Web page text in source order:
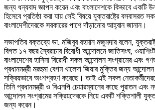
জন্য ধন্যবাদ জ্ঞাপন করেন এবং বাংলাদেশকে কিভাবে একটি
হিসেবে প্রতিষ্ঠা করা যায় সেই বিষয়ে যুক্তরাষ্ট্রে বসবাসরত
বাংলাদেশীদেরকে সরকারের পাশে দাঁড়ানোর আহ্বান জানান।
সভাপতির বক্তব্যে ডা. মজিবুর রহমান মজুমদার বলেন,
বিগত ১৭ বছর স্বৈরাচার বিরোধী আন্দোলনে জাতিসংঘ,
বাংলাদেশের হাসিনা বিরোধী সকল আন্দোলন সংগ্রামের এবং
প্রধানমন্ত্রী মরহুমা বেগম খালেদা জিয়ার মুক্তির জন্য আন্দোলন
সক্রিয়ভাবে অংশগ্রহণ করেছে। তাই এই সকল
তিনি প্রধানমন্ত্রী ও বিএনপি চেয়ারম্যানের কাছে পুরাতন
আন্দোলন সংগ্রামের সক্রিয়দেরকে নিয়ে একটি শক্তিশালী যুক্ত
জন্য করেন।